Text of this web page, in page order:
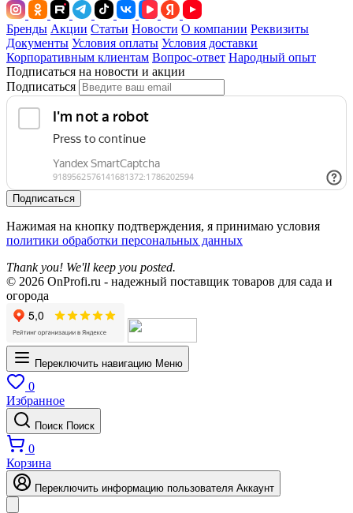
Бренды Акции Статьи Новости О компании Реквизиты
Документы Условия оплаты Условия доставки
Корпоративным клиентам Вопрос-ответ Народный опыт
Подписаться на новости и акции
Подписаться
Подписаться
Нажимая на кнопку подтверждения, я принимаю условия
политики обработки персональных данных
Thank you! We'll keep you posted.
© 2026 OnProfi.ru - надежный поставщик товаров для сада и
огорода
Переключить навигацию Меню
0
Избранное
Поиск Поиск
0
Корзина
Переключить информацию пользователя Аккаунт